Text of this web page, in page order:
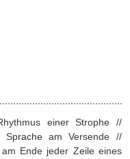
einer Strophe //
Sprache am Versende //
Ende jeder Zeile eines